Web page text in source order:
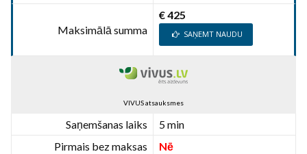
Maksimālā summa
€ 425
SAŅEMT NAUDU
VIVUS atsauksmes
Saņemšanas laiks
5 min
Pirmais bez maksas
Nē